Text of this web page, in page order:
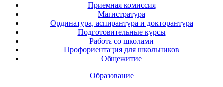
Приемная комиссия
Магистратура
Ординатура, аспирантура и докторантура
Подготовительные курсы
Работа со школами
Профориентация для школьников
Общежитие
Образование